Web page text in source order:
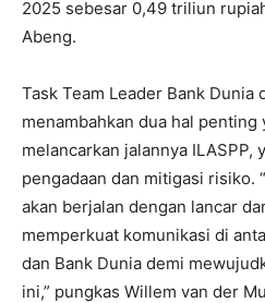
2025 sebesar 0,49 triliun
Abeng.
Task Team Leader Bank Dunia
menambahkan dua hal penting
melancarkan jalannya ILASPP,
pengadaan dan mitigasi risiko.
akan berjalan dengan lancar
memperkuat komunikasi di
dan Bank Dunia demi
ini,” pungkas Willem van der